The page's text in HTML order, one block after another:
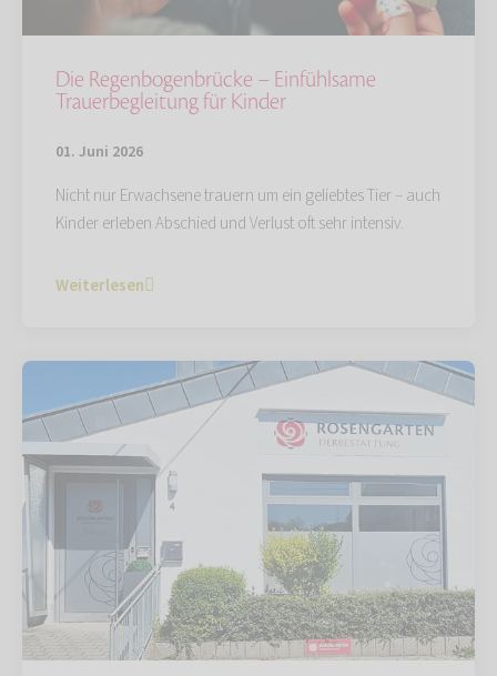
Die Regenbogenbrücke – Einfühlsame
Trauerbegleitung für Kinder
01. Juni 2026
Nicht nur Erwachsene trauern um ein geliebtes Tier – auch
Kinder erleben Abschied und Verlust oft sehr intensiv.
Weiterlesen